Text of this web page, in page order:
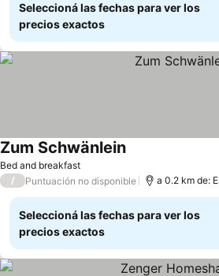
Seleccioná las fechas para ver los
precios exactos
Bed and breakfast
Zum Schwänlein
/ Puntuación no disponible
Seleccioná las fechas para ver los
precios exactos